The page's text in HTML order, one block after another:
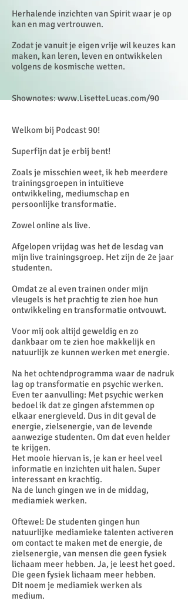
Herhalende inzichten van Spirit waar je op
kan en mag vertrouwen.
Zodat je vanuit je eigen vrije wil keuzes kan
maken, kan leren, leven en ontwikkelen
volgens de kosmische wetten.
Shownotes:www.LisetteLucas.com/90
Welkom bij Podcast 90!
Superfijn dat je erbij bent!
Zoals je misschien weet, ik heb meerdere
trainingsgroepen in intuïtieve
ontwikkeling, mediumschap en
persoonlijke transformatie.
Zowel online als live.
Afgelopen vrijdag was het de lesdag van
mijn live trainingsgroep. Het zijn de 2e jaar
studenten.
Omdat ze al even trainen onder mijn
vleugels is het prachtig te zien hoe hun
ontwikkeling en transformatie ontvouwt.
Voor mij ook altijd geweldig en zo
dankbaar om te zien hoe makkelijk en
natuurlijk ze kunnen werken met energie.
Na het ochtendprogramma waar de nadruk
lag op transformatie en psychic werken.
Even ter aanvulling: Met psychic werken
bedoel ik dat ze gingen afstemmen op
elkaar energieveld. Dus in dit geval de
energie, zielsenergie, van de levende
aanwezige studenten. Om dat even helder
te krijgen.
Het mooie hiervan is, je kan er heel veel
informatie en inzichten uit halen. Super
interessant en krachtig.
Na de lunch gingen we in de middag,
mediamiek werken.
Oftewel: De studenten gingen hun
natuurlijke mediamieke talenten activeren
om contact te maken met de energie, de
zielsenergie, van mensen die geen fysiek
lichaam meer hebben. Ja, je leest het goed.
Die geen fysiek lichaam meer hebben.
Dit noem je mediamiek werken als
medium.